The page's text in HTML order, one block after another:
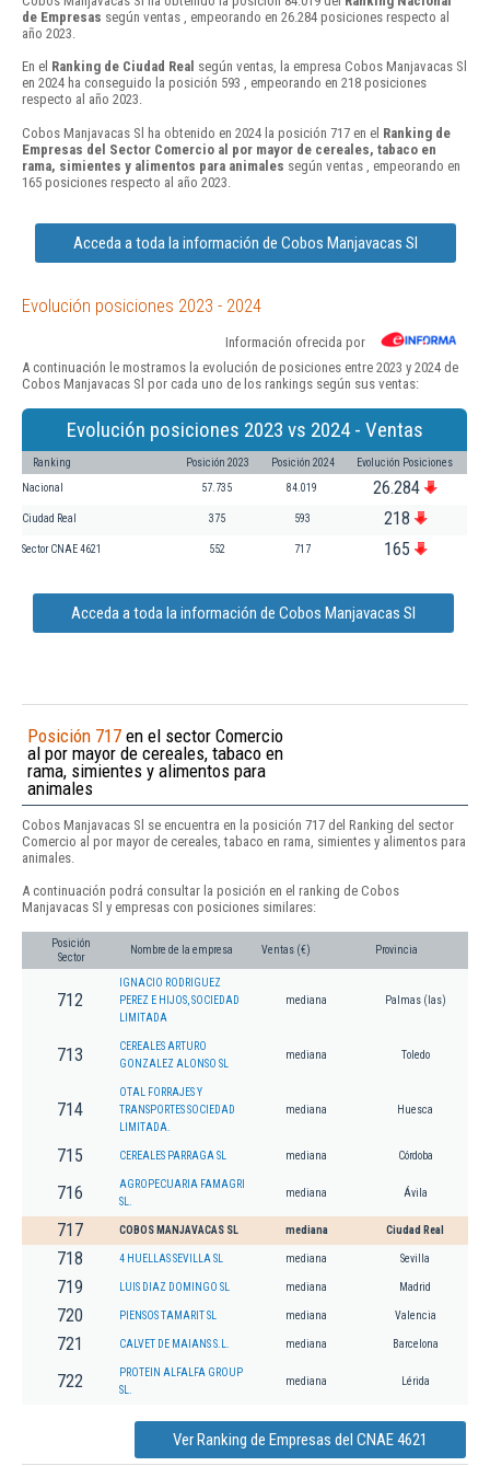
de Empresas según ventas , empeorando en 26.284 posiciones respecto al
año 2023.
En el Ranking de Ciudad Real según ventas, la empresa Cobos Manjavacas Sl
en 2024 ha conseguido la posición 593 , empeorando en 218 posiciones
respecto al año 2023.
Cobos Manjavacas Sl ha obtenido en 2024 la posición 717 en el Ranking de
Empresas del Sector Comercio al por mayor de cereales, tabaco en
rama, simientes y alimentos para animales según ventas , empeorando en
165 posiciones respecto al año 2023.
Acceda a toda la información de Cobos Manjavacas Sl
Evolución posiciones 2023 - 2024
Información ofrecida por
A continuación le mostramos la evolución de posiciones entre 2023 y 2024 de
Cobos Manjavacas Sl por cada uno de los rankings según sus ventas:
Evolución posiciones 2023 vs 2024 - Ventas
Ranking Posición 2023 Posición 2024 Evolución Posiciones
Nacional 57.735 84.019 26.284
Ciudad Real 375 593 218
Sector CNAE 4621 552 717 165
Acceda a toda la información de Cobos Manjavacas Sl
Posición 717 en el sector Comercio
al por mayor de cereales, tabaco en
rama, simientes y alimentos para
animales
Cobos Manjavacas Sl se encuentra en la posición 717 del Ranking del sector
Comercio al por mayor de cereales, tabaco en rama, simientes y alimentos para
animales.
A continuación podrá consultar la posición en el ranking de Cobos
Manjavacas Sl y empresas con posiciones similares:
Posición
Sector
Nombre de la empresa Ventas (€) Provincia
712
IGNACIO RODRIGUEZ
PEREZ E HIJOS, SOCIEDAD
LIMITADA
mediana Palmas (las)
713
CEREALES ARTURO
GONZALEZ ALONSO SL
mediana Toledo
714
OTAL FORRAJES Y
TRANSPORTES SOCIEDAD
LIMITADA.
mediana Huesca
715 CEREALES PARRAGA SL mediana Córdoba
716
AGROPECUARIA FAMAGRI
SL.
mediana Ávila
717 COBOS MANJAVACAS SL mediana Ciudad Real
718 4 HUELLAS SEVILLA SL mediana Sevilla
719 LUIS DIAZ DOMINGO SL mediana Madrid
720 PIENSOS TAMARIT SL mediana Valencia
721 CALVET DE MAIANS S.L. mediana Barcelona
722
PROTEIN ALFALFA GROUP
SL.
mediana Lérida
Ver Ranking de Empresas del CNAE 4621